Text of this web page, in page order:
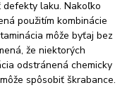
laku. Nakoľko
použitím kombinácie
môže byťaj bez
že niektorých
odstránená chemicky
spôsobiť škrabance.